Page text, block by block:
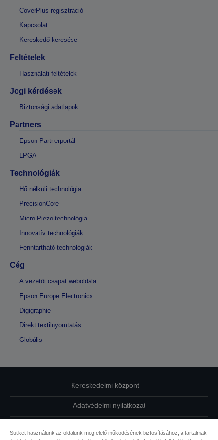
CoverPlus regisztráció
Kapcsolat
Kereskedő keresése
Feltételek
Használati feltételek
Jogi kérdések
Biztonsági adatlapok
Partners
Epson Partnerportál
LPGA
Technológiák
Hő nélküli technológia
PrecisionCore
Micro Piezo-technológia
Innovatív technológiák
Fenntartható technológiák
Cég
A vezetői csapat weboldala
Epson Europe Electronics
Digigraphie
Direkt textilnyomtatás
Globális
Kereskedelmi központ
Adatvédelmi nyilatkozat
Sütiket használunk az oldalunk megfelelő működésének biztosításához, a tartalmak